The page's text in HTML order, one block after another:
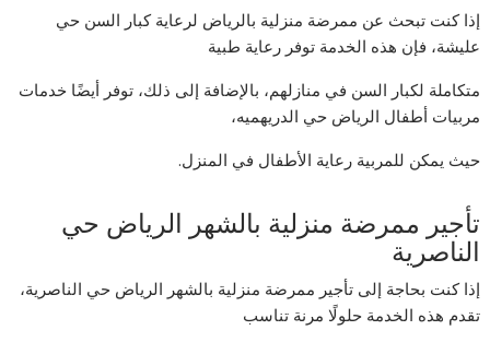
إذا كنت تبحث عن ممرضة منزلية بالرياض لرعاية كبار السن حي
عليشة، فإن هذه الخدمة توفر رعاية طبية
متكاملة لكبار السن في منازلهم، بالإضافة إلى ذلك، توفر أيضًا خدمات
مربيات أطفال الرياض حي الدريهميه،
حيث يمكن للمربية رعاية الأطفال في المنزل.
تأجير ممرضة منزلية بالشهر الرياض حي
الناصرية
إذا كنت بحاجة إلى تأجير ممرضة منزلية بالشهر الرياض حي الناصرية،
تقدم هذه الخدمة حلولًا مرنة تناسب